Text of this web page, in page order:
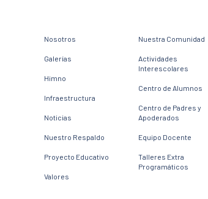
Nosotros
Galerías
Himno
Infraestructura
Noticias
Nuestro Respaldo
Proyecto Educativo
Valores
Nuestra Comunidad
Actividades
Interescolares
Centro de Alumnos
Centro de Padres y
Apoderados
Equipo Docente
Talleres Extra
Programáticos